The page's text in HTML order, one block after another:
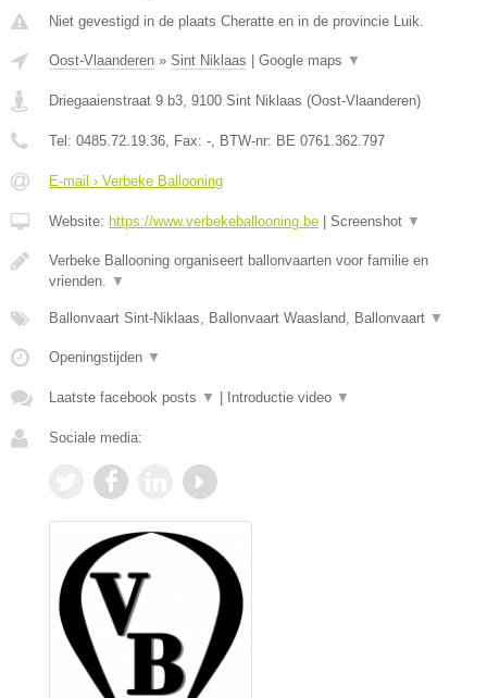
Niet gevestigd in de plaats Cheratte en in de provincie Luik.
Oost-Vlaanderen » Sint Niklaas Google maps ▼
Driegaaienstraat 9 b3, 9100 Sint Niklaas (Oost-Vlaanderen)
Tel: 0485.72.19.36, Fax: -, BTW-nr: BE 0761.362.797
E-mail › Verbeke Ballooning
Website: https://www.verbekeballooning.be Screenshot ▼
Verbeke Ballooning organiseert ballonvaarten voor familie en
vrienden. ▼
Ballonvaart Sint-Niklaas, Ballonvaart Waasland, Ballonvaart ▼
Openingstijden ▼
Laatste facebook posts ▼ Introductie video ▼
Sociale media: